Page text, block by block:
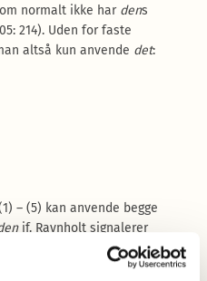
normalt ikke har dens
214). Uden for faste
altså kun anvende det:
– (5) kan anvende begge
if. Ravnholt signalerer
(1946: 92) skriver
udtryk betegner ”at man